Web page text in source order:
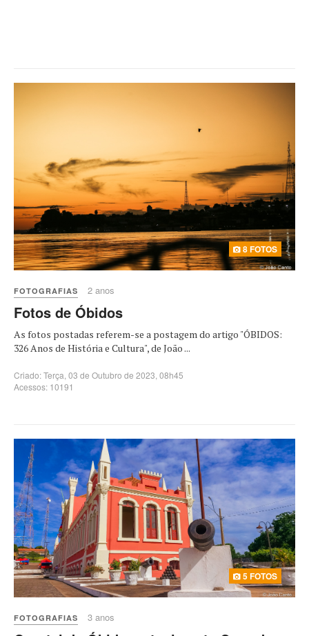
8 FOTOS
FOTOGRAFIAS 2 anos
Fotos de Óbidos
As fotos postadas referem-se a postagem do artigo "ÓBIDOS:
326 Anos de História e Cultura", de João ...
Criado: Terça, 03 de Outubro de 2023, 08h45
Acessos: 10191
5 FOTOS
FOTOGRAFIAS 3 anos